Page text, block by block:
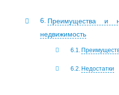
Преимущества и
недвижимость
Недостатки